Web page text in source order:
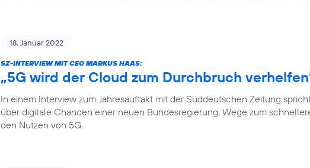
18. Januar 2022
SZ-INTERVIEW MIT CEO MARKUS HAAS:
„5G wird der Cloud zum Durchbruch
In einem Interview zum Jahresauftakt mit der Süddeutschen Zeitung
über digitale Chancen einer neuen Bundesregierung, Wege zum
den Nutzen von 5G.